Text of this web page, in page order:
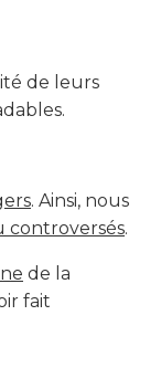
de leurs
. Ainsi, nous
controversés.
de la
fait